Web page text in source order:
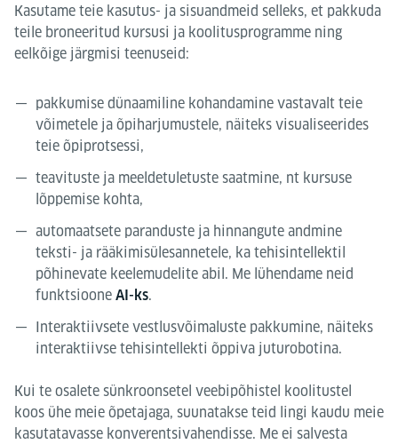
Kasutame teie kasutus- ja sisuandmeid selleks, et pakkuda
teile broneeritud kursusi ja koolitusprogramme ning
eelkõige järgmisi teenuseid:
pakkumise dünaamiline kohandamine vastavalt teie
võimetele ja õpiharjumustele, näiteks visualiseerides
teie õpiprotsessi,
teavituste ja meeldetuletuste saatmine, nt kursuse
lõppemise kohta,
automaatsete paranduste ja hinnangute andmine
teksti- ja rääkimisülesannetele, ka tehisintellektil
põhinevate keelemudelite abil. Me lühendame neid
funktsioone AI-ks.
Interaktiivsete vestlusvõimaluste pakkumine, näiteks
interaktiivse tehisintellekti õppiva juturobotina.
Kui te osalete sünkroonsetel veebipõhistel koolitustel
koos ühe meie õpetajaga, suunatakse teid lingi kaudu meie
kasutatavasse konverentsivahendisse. Me ei salvesta